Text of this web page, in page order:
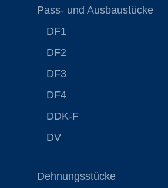
Pass- und Ausbaustücke
DF1
DF2
DF3
DF4
DDK-F
DV
Dehnungsstücke